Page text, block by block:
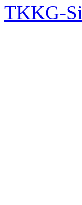
TKKG-